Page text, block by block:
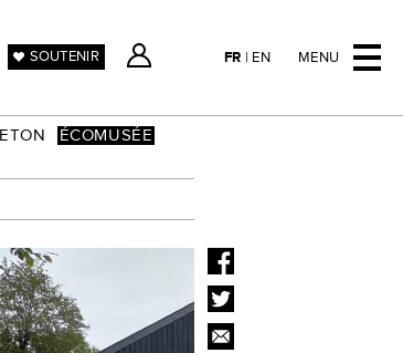
SOUTENIR FR | EN MENU
ÉCOMUSÉE